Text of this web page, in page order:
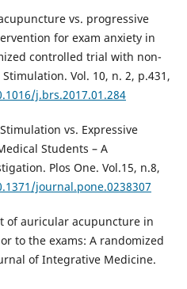
vs. progressive
for exam anxiety in
controlled trial with non-
Vol. 10, n. 2, p.431,
j.brs.2017.01.284
vs. Expressive
Students – A
Plos One. Vol.15, n.8,
journal.pone.0238307
of auricular acupuncture in
to the exams: A randomized
of Integrative Medicine.